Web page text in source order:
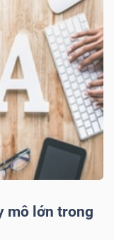
mô lớn trong